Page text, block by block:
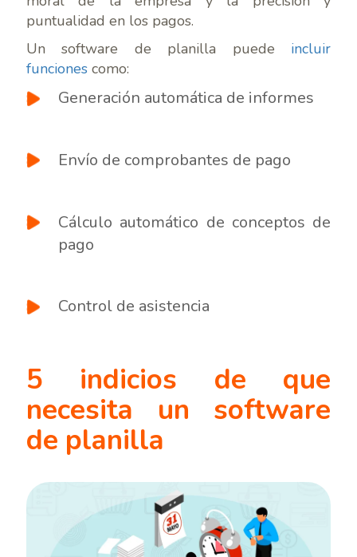
puntualidad en los pagos.
Un software de planilla puede incluir
funciones como:
Generación automática de informes
Envío de comprobantes de pago
Cálculo automático de conceptos de
pago
Control de asistencia
5 indicios de que
necesita un software
de planilla